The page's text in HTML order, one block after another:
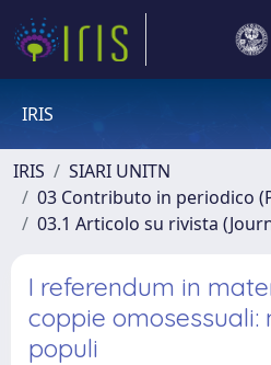
IRIS
IRIS
SIARI UNITN
03 Contributo in periodico
03.1 Articolo su rivista
I referendum in
coppie omosessuali:
populi